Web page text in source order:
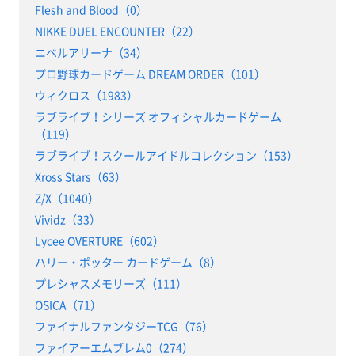
Flesh and Blood（0）
NIKKE DUEL ENCOUNTER（22）
ニベルアリーナ（34）
プロ野球カードゲーム DREAM ORDER（101）
ウィクロス（1983）
ラブライブ！シリーズ オフィシャルカードゲーム
（119）
ラブライブ！スクールアイドルコレクション（153）
Xross Stars（63）
Z/X（1040）
Vividz（33）
Lycee OVERTURE（602）
ハリー・ポッター カードゲーム（8）
プレシャスメモリーズ（111）
OSICA（71）
ファイナルファンタジーTCG（76）
ファイアーエムブレム0（274）